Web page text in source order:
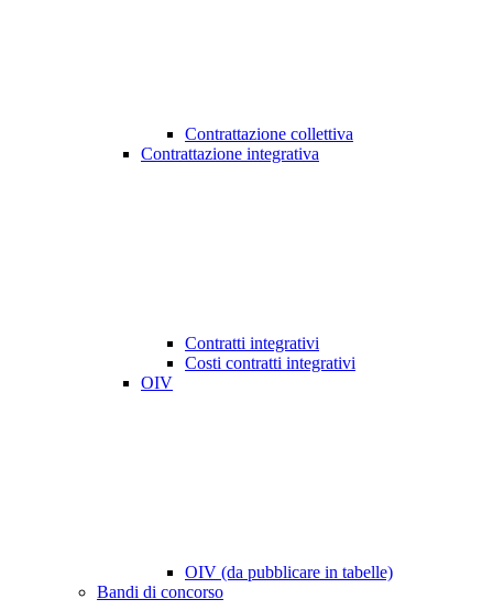
Contrattazione collettiva
Contrattazione integrativa
Contratti integrativi
Costi contratti integrativi
OIV
OIV (da pubblicare in tabelle)
Bandi di concorso